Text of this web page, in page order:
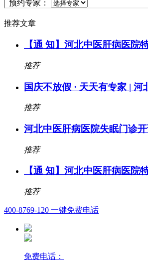
推荐文章
【通 知】河北中医肝病医院
推荐
国庆不放假 · 天天有专家 | 河
推荐
河北中医肝病医院失眠门诊开
推荐
【通 知】河北中医肝病医院
推荐
400-8769-120 一键免费电话
免费电话：